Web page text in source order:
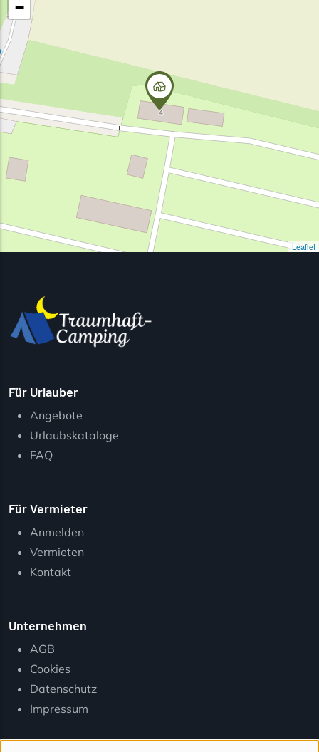
−
Leaflet
Für Urlauber
Angebote
Urlaubskataloge
FAQ
Für Vermieter
Anmelden
Vermieten
Kontakt
Unternehmen
AGB
Cookies
Datenschutz
Impressum